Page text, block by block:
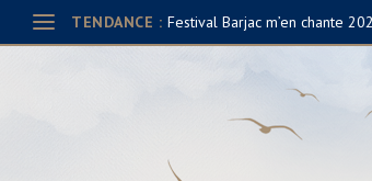
TENDANCE : Festival Barjac m’en chante